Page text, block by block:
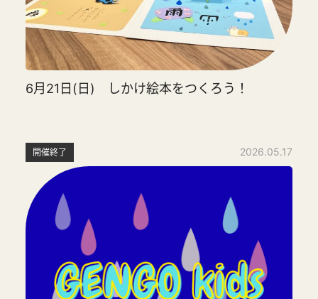
6月21日(日) しかけ絵本をつくろう！
開催終了 2026.05.17